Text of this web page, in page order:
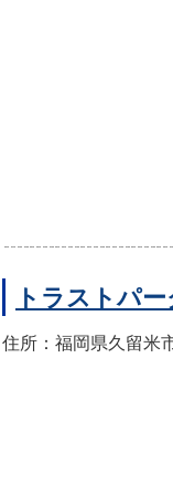
トラストパ
住所：福岡県久留米